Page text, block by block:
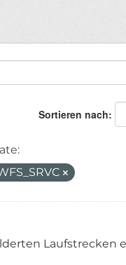
Sortieren nach
Laufstrecken